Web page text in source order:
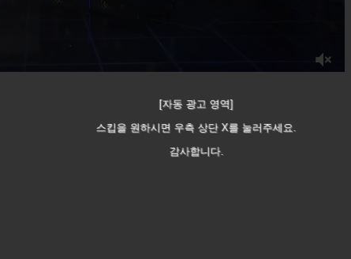
[자동 광고 영역]
스킵을 원하시면 우측 상단 X를 눌러주세요.
감사합니다.